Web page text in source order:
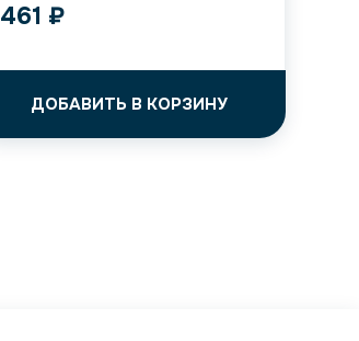
461 ₽
ДОБАВИТЬ В КОРЗИНУ